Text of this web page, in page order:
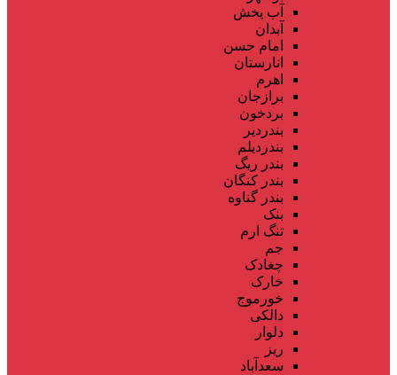
آب پخش
آبدان
امام حسن
انارستان
اهرم
برازجان
بردخون
بندردیر
بندردیلم
بندر ریگ
بندر کنگان
بندر گناوه
بنک
تنگ ارم
جم
چغادک
خارک
خورموج
دالکی
دلوار
ریز
سعدآباد